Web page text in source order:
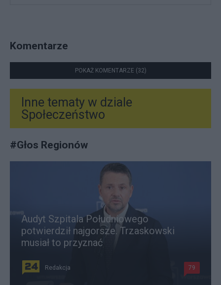
Komentarze
POKAŻ KOMENTARZE (32)
Inne tematy w dziale
Społeczeństwo
#Głos Regionów
Audyt Szpitala Południowego
potwierdził najgorsze. Trzaskowski
musiał to przyznać
Redakcja 79